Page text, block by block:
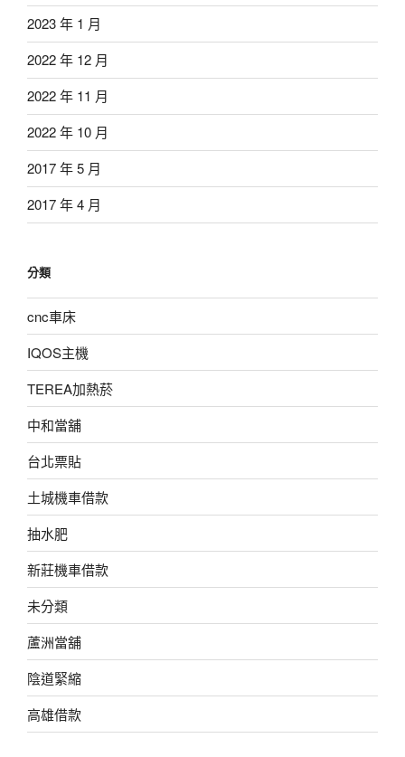
2023 年 1 月
2022 年 12 月
2022 年 11 月
2022 年 10 月
2017 年 5 月
2017 年 4 月
分類
cnc車床
IQOS主機
TEREA加熱菸
中和當舖
台北票貼
土城機車借款
抽水肥
新莊機車借款
未分類
蘆洲當舖
陰道緊縮
高雄借款